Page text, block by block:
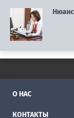
О НАС
КОНТАКТЫ